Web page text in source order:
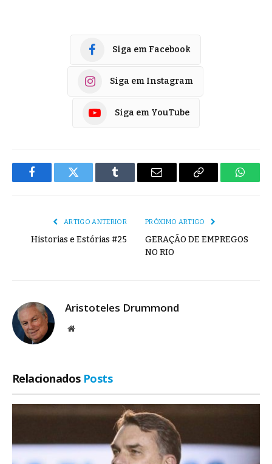
Siga em Facebook
Siga em Instagram
Siga em YouTube
FacebookTwitter Tumblr
E-
Copiar
ARTIGO ANTERIOR
Historias e Estórias #25
PRÓXIMO ARTIGO
GERAÇÃO DE EMPREGOS
NO RIO
Aristoteles Drummond
Site
Relacionados Posts